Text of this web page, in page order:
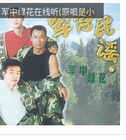
军中绿花在线听(原唱是小
曾)，一生无悔演唱点播:31
次